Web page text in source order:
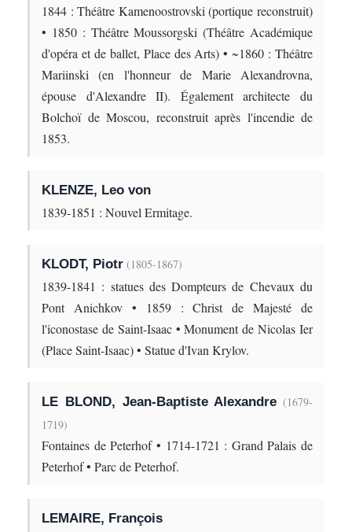
1844 : Théâtre Kamenoostrovski (portique reconstruit)
• 1850 : Théâtre Moussorgski (Théâtre Académique
d'opéra et de ballet, Place des Arts) • ~1860 : Théâtre
Mariinski (en l'honneur de Marie Alexandrovna,
épouse d'Alexandre II). Également architecte du
Bolchoï de Moscou, reconstruit après l'incendie de
1853.
KLENZE, Leo von
1839-1851 : Nouvel Ermitage.
KLODT, Piotr (1805-1867)
1839-1841 : statues des Dompteurs de Chevaux du
Pont Anichkov • 1859 : Christ de Majesté de
l'iconostase de Saint-Isaac • Monument de Nicolas Ier
(Place Saint-Isaac) • Statue d'Ivan Krylov.
LE BLOND, Jean-Baptiste Alexandre (1679-
1719)
Fontaines de Peterhof • 1714-1721 : Grand Palais de
Peterhof • Parc de Peterhof.
LEMAIRE, François